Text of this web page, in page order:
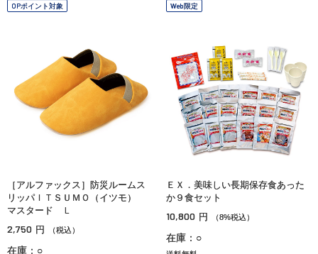
OPポイント対象
［アルファックス］防災ルームス
リッパＩＴＳＵＭＯ（イツモ）
マスタード Ｌ
2,750 円 （税込）
在庫：○
Web限定
ＥＸ．美味しい長期保存食あった
か９食セット
10,800 円 （8%税込）
在庫：○